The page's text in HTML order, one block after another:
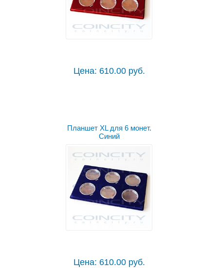
Цена: 610.00 руб.
Планшет XL для 6 монет.
Синий
Цена: 610.00 руб.